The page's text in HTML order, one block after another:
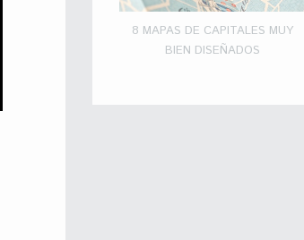
8 MAPAS DE CAPITALES MUY
BIEN DISEÑADOS